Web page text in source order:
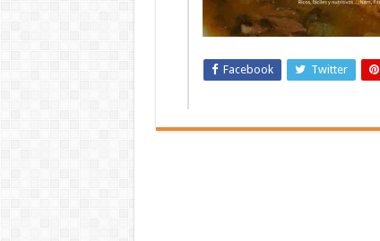
Facebook Twitter